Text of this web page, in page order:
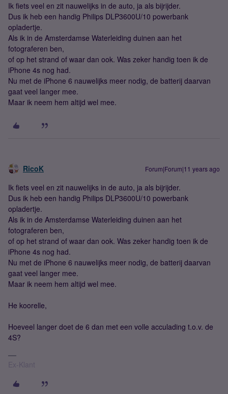
Ik fiets veel en zit nauwelijks in de auto, ja als bijrijder.
Dus ik heb een handig Philips DLP3600U/10 powerbank
opladertje.
Als ik in de Amsterdamse Waterleiding duinen aan het
fotograferen ben,
of op het strand of waar dan ook. Was zeker handig toen ik de
iPhone 4s nog had.
Nu met de iPhone 6 nauwelijks meer nodig, de batterij daarvan
gaat veel langer mee.
Maar ik neem hem altijd wel mee.
RicoK Forum|Forum|11 years ago
Ik fiets veel en zit nauwelijks in de auto, ja als bijrijder.
Dus ik heb een handig Philips DLP3600U/10 powerbank
opladertje.
Als ik in de Amsterdamse Waterleiding duinen aan het
fotograferen ben,
of op het strand of waar dan ook. Was zeker handig toen ik de
iPhone 4s nog had.
Nu met de iPhone 6 nauwelijks meer nodig, de batterij daarvan
gaat veel langer mee.
Maar ik neem hem altijd wel mee.
He koorelle,
Hoeveel langer doet de 6 dan met een volle acculading t.o.v. de
4S?
Ex-Klant